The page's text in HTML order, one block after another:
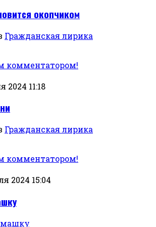
окопчиком
Гражданская лирика
комментатором!
2024 11:18
Гражданская лирика
комментатором!
2024 15:04